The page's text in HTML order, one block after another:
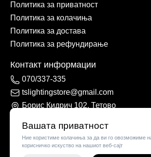
Вашата приватност
Ние користиме колачиња за да ви го овозможиме
корисничко искуство на нашиот веб-сајт
Политика за приватност
Политика за колачиња
Политика за достава
Политика за рефундирање
Контакт информации
070/337-335
tslightingstore@gmail.com
Борис Кидрич 102, Тетово